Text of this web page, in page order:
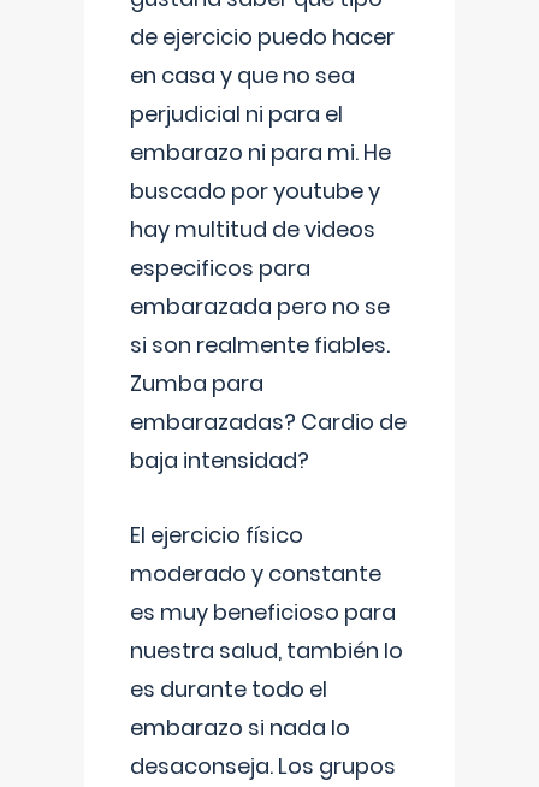
de ejercicio puedo hacer
en casa y que no sea
perjudicial ni para el
embarazo ni para mi. He
buscado por youtube y
hay multitud de videos
especificos para
embarazada pero no se
si son realmente fiables.
Zumba para
embarazadas? Cardio de
baja intensidad?
El ejercicio físico
moderado y constante
es muy beneficioso para
nuestra salud, también lo
es durante todo el
embarazo si nada lo
desaconseja. Los grupos